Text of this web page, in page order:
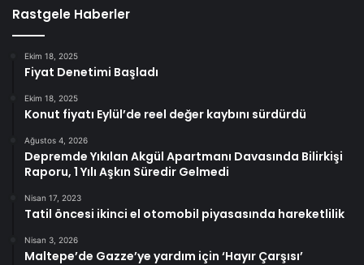
Rastgele Haberler
Ekim 18, 2025
Fiyat Denetimi Başladı
Ekim 18, 2025
Konut fiyatı Eylül’de reel değer kaybını sürdürdü
Ağustos 4, 2026
Depremde Yıkılan Akgül Apartmanı Davasında Bilirkişi
Raporu, 1 Yılı Aşkın Süredir Gelmedi
Nisan 17, 2023
Tatil öncesi ikinci el otomobil piyasasında hareketlilik
Nisan 3, 2026
Maltepe’de Gazze’ye yardım için ‘Hayır Çarşısı’